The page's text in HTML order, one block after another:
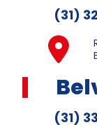
(31)
(31)